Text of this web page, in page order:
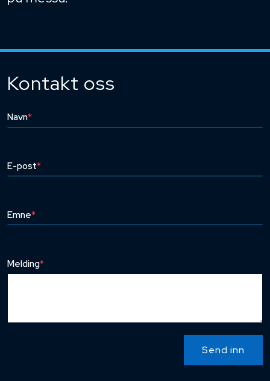
Kontakt oss
Navn*
E-post*
Emne*
Melding*
Send inn